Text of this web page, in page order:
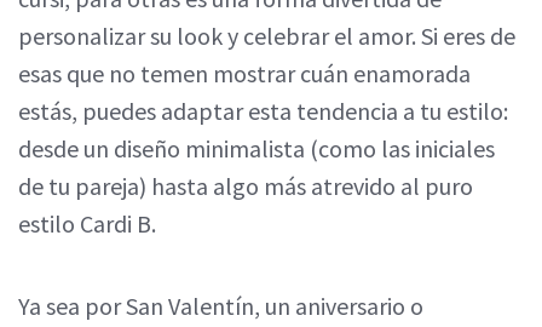
personalizar su look y celebrar el amor. Si eres de
esas que no temen mostrar cuán enamorada
estás, puedes adaptar esta tendencia a tu estilo:
desde un diseño minimalista (como las iniciales
de tu pareja) hasta algo más atrevido al puro
estilo Cardi B.
Ya sea por San Valentín, un aniversario o